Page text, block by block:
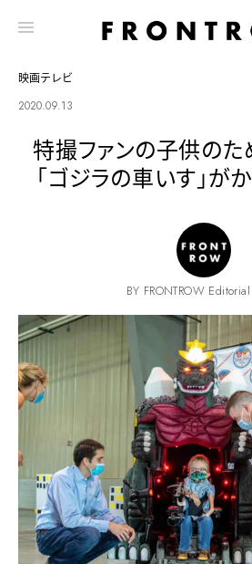
映画テレビ
2020.09.13
特撮ファンの子供の
「ゴジラの車いす」が
BY FRONTROW